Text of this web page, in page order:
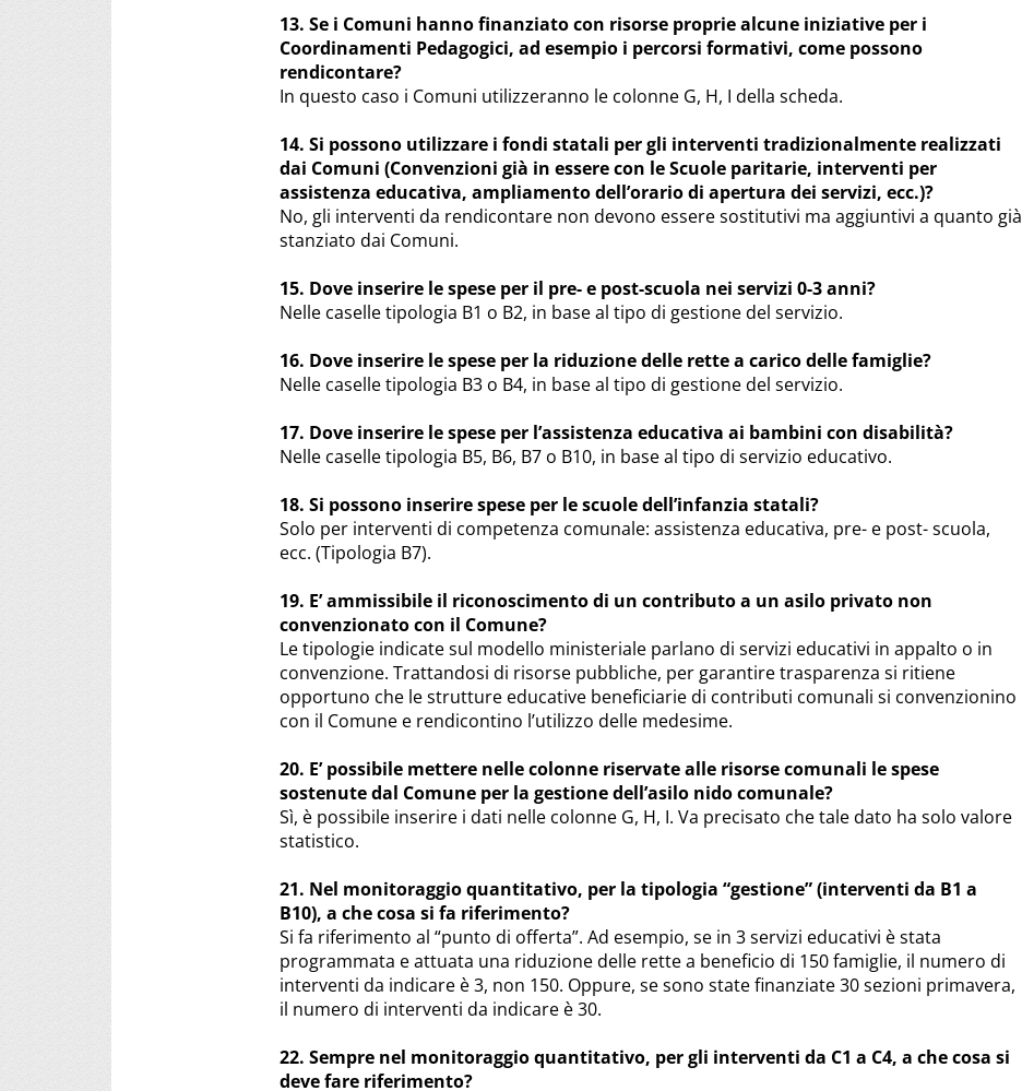
13. Se i Comuni hanno finanziato con risorse proprie alcune iniziative per i
Coordinamenti Pedagogici, ad esempio i percorsi formativi, come possono
rendicontare?
In questo caso i Comuni utilizzeranno le colonne G, H, I della scheda.
14. Si possono utilizzare i fondi statali per gli interventi tradizionalmente realizzati
dai Comuni (Convenzioni già in essere con le Scuole paritarie, interventi per
assistenza educativa, ampliamento dell’orario di apertura dei servizi, ecc.)?
No, gli interventi da rendicontare non devono essere sostitutivi ma aggiuntivi a quanto già
stanziato dai Comuni.
15. Dove inserire le spese per il pre- e post-scuola nei servizi 0-3 anni?
Nelle caselle tipologia B1 o B2, in base al tipo di gestione del servizio.
16. Dove inserire le spese per la riduzione delle rette a carico delle famiglie?
Nelle caselle tipologia B3 o B4, in base al tipo di gestione del servizio.
17. Dove inserire le spese per l’assistenza educativa ai bambini con disabilità?
Nelle caselle tipologia B5, B6, B7 o B10, in base al tipo di servizio educativo.
18. Si possono inserire spese per le scuole dell’infanzia statali?
Solo per interventi di competenza comunale: assistenza educativa, pre- e post- scuola,
ecc. (Tipologia B7).
19. E’ ammissibile il riconoscimento di un contributo a un asilo privato non
convenzionato con il Comune?
Le tipologie indicate sul modello ministeriale parlano di servizi educativi in appalto o in
convenzione. Trattandosi di risorse pubbliche, per garantire trasparenza si ritiene
opportuno che le strutture educative beneficiarie di contributi comunali si convenzionino
con il Comune e rendicontino l’utilizzo delle medesime.
20. E’ possibile mettere nelle colonne riservate alle risorse comunali le spese
sostenute dal Comune per la gestione dell’asilo nido comunale?
Sì, è possibile inserire i dati nelle colonne G, H, I. Va precisato che tale dato ha solo valore
statistico.
21. Nel monitoraggio quantitativo, per la tipologia “gestione” (interventi da B1 a
B10), a che cosa si fa riferimento?
Si fa riferimento al “punto di offerta”. Ad esempio, se in 3 servizi educativi è stata
programmata e attuata una riduzione delle rette a beneficio di 150 famiglie, il numero di
interventi da indicare è 3, non 150. Oppure, se sono state finanziate 30 sezioni primavera,
il numero di interventi da indicare è 30.
22. Sempre nel monitoraggio quantitativo, per gli interventi da C1 a C4, a che cosa si
deve fare riferimento?